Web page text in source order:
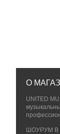
О
UNITED
ШОУРУМ В